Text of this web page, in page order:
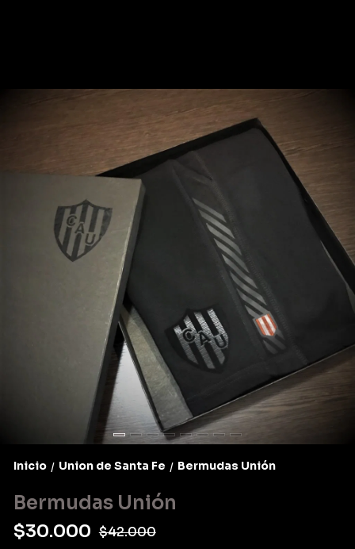
Inicio / Union de Santa Fe / Bermudas Unión
Bermudas Unión
$30.000 $42.000